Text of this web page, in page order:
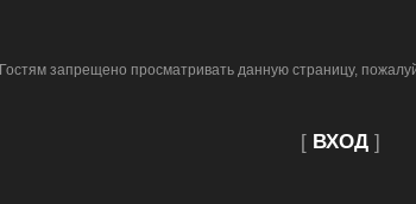
Гостям запрещено просматривать данную страницу,
[ ВХОД]